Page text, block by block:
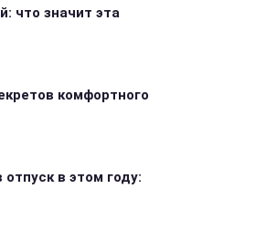
что значит эта
комфортного
в этом году: